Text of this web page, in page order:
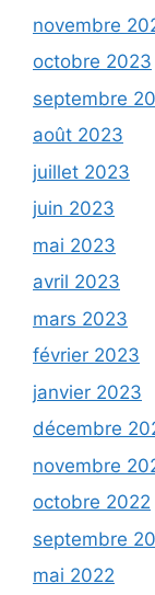
novembre
octobre 2023
septembre
août 2023
juillet 2023
juin 2023
mai 2023
avril 2023
mars 2023
février 2023
janvier 2023
décembre
novembre
octobre 2022
septembre
mai 2022